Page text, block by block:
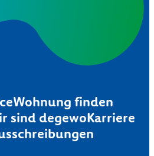
Wohnung finden
sind degewoKarriere